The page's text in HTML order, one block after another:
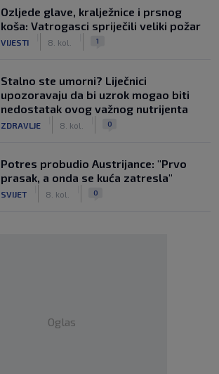
Ozljede glave, kralježnice i prsnog
koša: Vatrogasci spriječili veliki požar
VIJESTI 8. kol. 1
Stalno ste umorni? Liječnici
upozoravaju da bi uzrok mogao biti
nedostatak ovog važnog nutrijenta
ZDRAVLJE 8. kol. 0
Potres probudio Austrijance: "Prvo
prasak, a onda se kuća zatresla"
SVIJET 8. kol. 0
Oglas